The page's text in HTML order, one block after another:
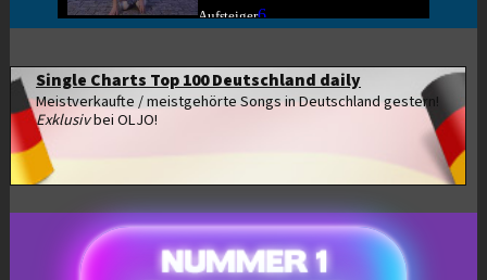
Single Charts Top 100 Deutschland daily
Meistverkaufte / meistgehörte Songs in Deutschland gestern!
Exklusivbei OLJO!